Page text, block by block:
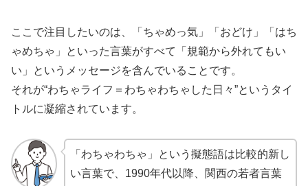
ここで注目したいのは、「ちゃめっ気」「おどけ」「はち
ゃめちゃ」といった言葉がすべて「規範から外れてもい
い」というメッセージを含んでいることです。
それが“わちゃライフ＝わちゃわちゃした日々”というタイ
トルに凝縮されています。
「わちゃわちゃ」という擬態語は比較的新し
い言葉で、1990年代以降、関西の若者言葉